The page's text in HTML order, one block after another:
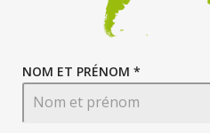
NOM ET PRÉNOM *